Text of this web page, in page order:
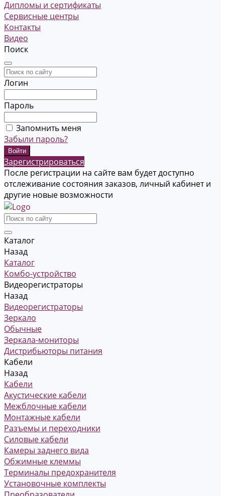
Дипломы и сертификаты
Сервисные центры
Контакты
Видео
Поиск
Логин
Пароль
Запомнить меня
Забыли пароль?
Зарегистрироваться
После регистрации на сайте вам будет доступно
отслеживание состояния заказов, личный кабинет и
другие новые возможности
Каталог
Назад
Каталог
Комбо-устройство
Видеорегистраторы
Назад
Видеорегистраторы
Зеркало
Обычные
Зеркала-мониторы
Дистрибьюторы питания
Кабели
Назад
Кабели
Акустические кабели
Межблочные кабели
Монтажные кабели
Разъемы и переходники
Силовые кабели
Камеры заднего вида
Обжимные клеммы
Терминалы предохранителя
Установочные комплекты